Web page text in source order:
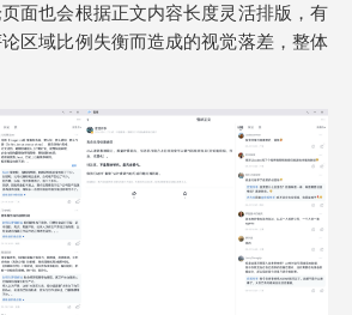
面也会根据正文内容长度灵活排版，有
区域比例失衡而造成的视觉落差，整体